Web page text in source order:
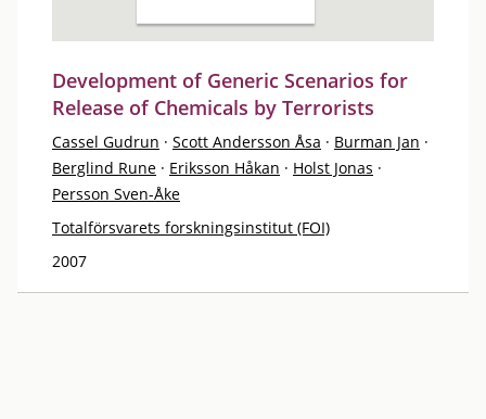
Development of Generic Scenarios for
Release of Chemicals by Terrorists
Cassel Gudrun · Scott Andersson Åsa · Burman Jan ·
Berglind Rune · Eriksson Håkan · Holst Jonas ·
Persson Sven-Åke
Totalförsvarets forskningsinstitut (FOI)
2007